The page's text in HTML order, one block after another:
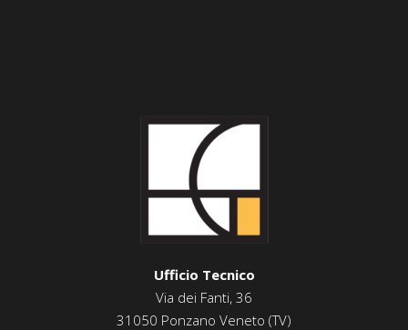
Ufficio Tecnico
Via dei Fanti, 36
31050 Ponzano Veneto (TV)